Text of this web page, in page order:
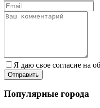
Я даю свое согласие на
Популярные города